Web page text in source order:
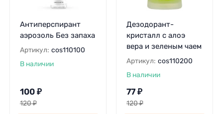
Антиперспирант
аэрозоль Без запаха
Артикул: cos110100
В наличии
100 ₽
120₽
Дезодорант-
кристалл с алоэ
вера и зеленым чаем
Артикул: cos110200
В наличии
77 ₽
120₽